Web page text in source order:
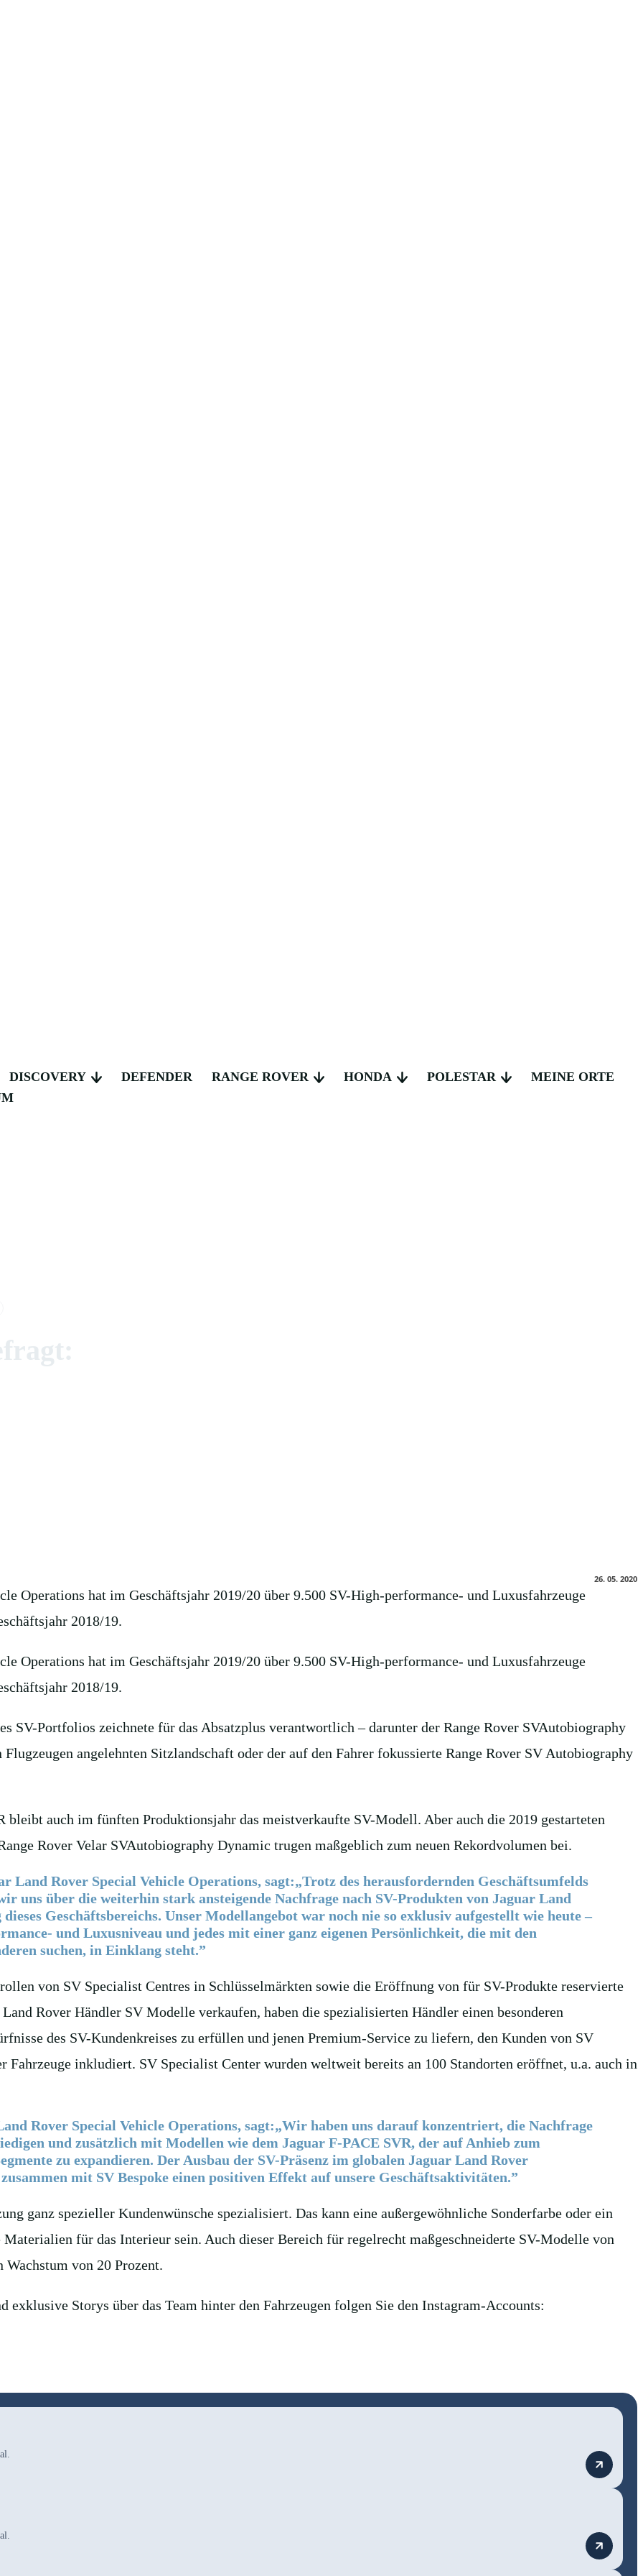
DISCOVERY DEFENDER RANGE ROVER HONDA POLESTAR
MEINE ORTE
26. 05. 2020
Operations hat im Geschäftsjahr 2019/20 über 9.500 SV-High-performance- und Luxusfahrzeuge
2018/19.
Operations hat im Geschäftsjahr 2019/20 über 9.500 SV-High-performance- und Luxusfahrzeuge
2018/19.
SV-Portfolios zeichnete für das Absatzplus verantwortlich – darunter der Range Rover SVAutobiography
angelehnten Sitzlandschaft oder der auf den Fahrer fokussierte Range Rover SV Autobiography
bleibt auch im fünften Produktionsjahr das meistverkaufte SV-Modell. Aber auch die 2019 gestarteten
Rover Velar SVAutobiography Dynamic trugen maßgeblich zum neuen Rekordvolumen bei.
Land Rover Special Vehicle Operations, sagt:„Trotz des herausfordernden Geschäftsumfelds
uns über die weiterhin stark ansteigende Nachfrage nach SV-Produkten von Jaguar Land
Geschäftsbereichs. Unser Modellangebot war noch nie so exklusiv aufgestellt wie heute –
und Luxusniveau und jedes mit einer ganz eigenen Persönlichkeit, die mit den
suchen, in Einklang steht.”
von SV Specialist Centres in Schlüsselmärkten sowie die Eröffnung von für SV-Produkte reservierte
Rover Händler SV Modelle verkaufen, haben die spezialisierten Händler einen besonderen
des SV-Kundenkreises zu erfüllen und jenen Premium-Service zu liefern, den Kunden von SV
Fahrzeuge inkludiert. SV Specialist Center wurden weltweit bereits an 100 Standorten eröffnet, u.a. auch in
Rover Special Vehicle Operations, sagt:„Wir haben uns darauf konzentriert, die Nachfrage
und zusätzlich mit Modellen wie dem Jaguar F-PACE SVR, der auf Anhieb zum
zu expandieren. Der Ausbau der SV-Präsenz im globalen Jaguar Land Rover
mit SV Bespoke einen positiven Effekt auf unsere Geschäftsaktivitäten.”
ganz spezieller Kundenwünsche spezialisiert. Das kann eine außergewöhnliche Sonderfarbe oder ein
für das Interieur sein. Auch dieser Bereich für regelrecht maßgeschneiderte SV-Modelle von
Wachstum von 20 Prozent.
exklusive Storys über das Team hinter den Fahrzeugen folgen Sie den Instagram-Accounts: